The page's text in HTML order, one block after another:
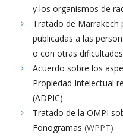
y los organismos de
Tratado de Marrakech
publicadas a las
o con otras
Acuerdo sobre los
Propiedad Intelectual
(ADPIC)
Tratado de la OMPI
Fonogramas (WPPT)